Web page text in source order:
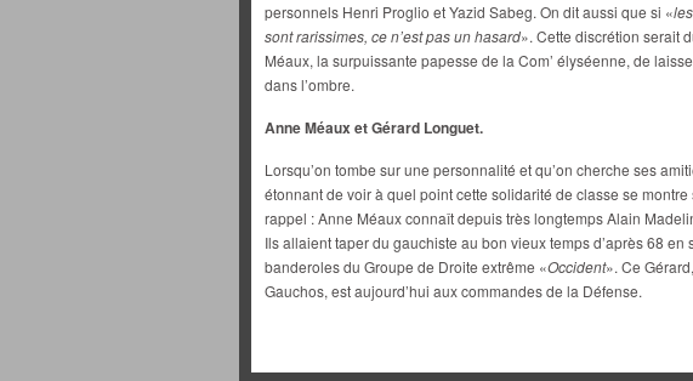
personnels Henri Proglio et Yazid Sabeg. On dit aussi que si «
sont rarissimes, ce n’est pas un hasard». Cette discrétion serait
Méaux, la surpuissante papesse de la Com’ élyséenne, de
dans l’ombre.
Anne Méaux et Gérard Longuet.
Lorsqu’on tombe sur une personnalité et qu’on cherche ses
étonnant de voir à quel point cette solidarité de classe se
rappel : Anne Méaux connaît depuis très longtemps Alain
Ils allaient taper du gauchiste au bon vieux temps d’après 68 en
banderoles du Groupe de Droite extrême «Occident». Ce
Gauchos, est aujourd’hui aux commandes de la Défense.